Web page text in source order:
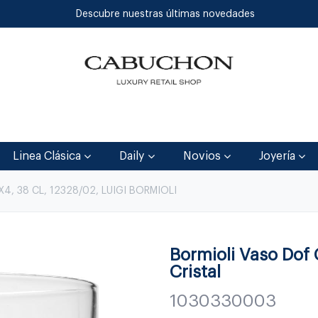
Descubre nuestras últimas novedades
Linea Clásica Daily Novios Joyería
38 CL, 12328/02, LUIGI BORMIOLI
Bormioli Vaso Dof
Cristal
1030330003